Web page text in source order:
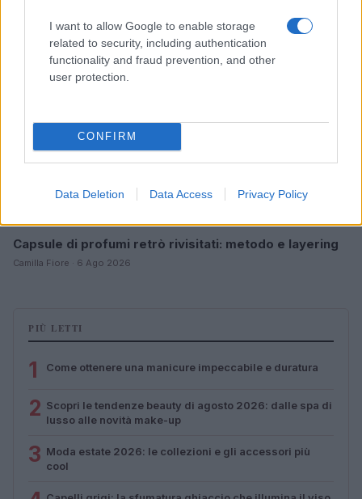
I want to allow Google to enable storage
related to security, including authentication
functionality and fraud prevention, and other
user protection.
CONFIRM
Data Deletion Data Access Privacy Policy
Capsule di profumi retrò rivisitati: metodo e layering
Camilla Fiore · 6 Ago 2026
PIÙ LETTI
1 Come ottenere una manicure impeccabile e duratura
2 Scopri le tendenze beauty di agosto 2026: dalle spa di
lusso alle novità make-up
3 Moda estate 2026: le collezioni e gli accessori più
cool